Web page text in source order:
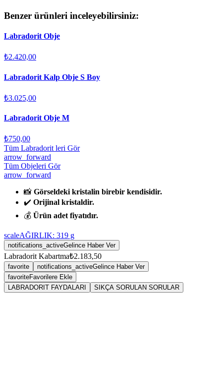
Benzer ürünleri inceleyebilirsiniz:
Labradorit Obje
₺2.420,00
Labradorit Kalp Obje S Boy
₺3.025,00
Labradorit Obje M
₺750,00
Tüm Labradorit leri Gör
arrow_forward
Tüm Objeleri Gör
arrow_forward
📸 Görseldeki kristalin birebir kendisidir.
✔️ Orijinal kristaldir.
💰 Ürün adet fiyatıdır.
scaleAĞIRLIK: 319 g
notifications_activeGelince Haber Ver
Labradorit Kabartma₺2.183,50
favorite notifications_activeGelince Haber Ver
favoriteFavorilere Ekle
LABRADORIT FAYDALARI
SIKÇA SORULAN SORULAR